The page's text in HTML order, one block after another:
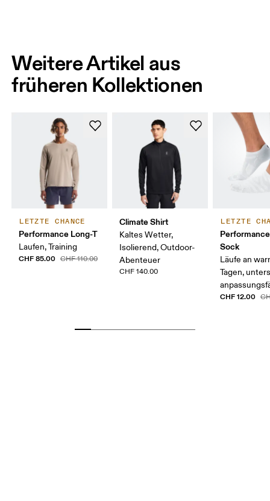
Weitere Artikel aus
früheren Kollektionen
LETZTE CHANCE
Performance Long-T
Laufen, Training
CHF 85.00 CHF 110.00
Climate Shirt
Kaltes Wetter,
Isolierend, Outdoor-
Abenteuer
CHF 140.00
LETZTE
Sock
Läufe an
Tagen,
CHF 12.00